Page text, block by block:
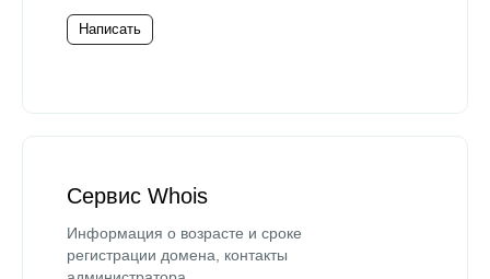
Написать
Сервис Whois
Информация о возрасте и сроке
регистрации домена, контакты